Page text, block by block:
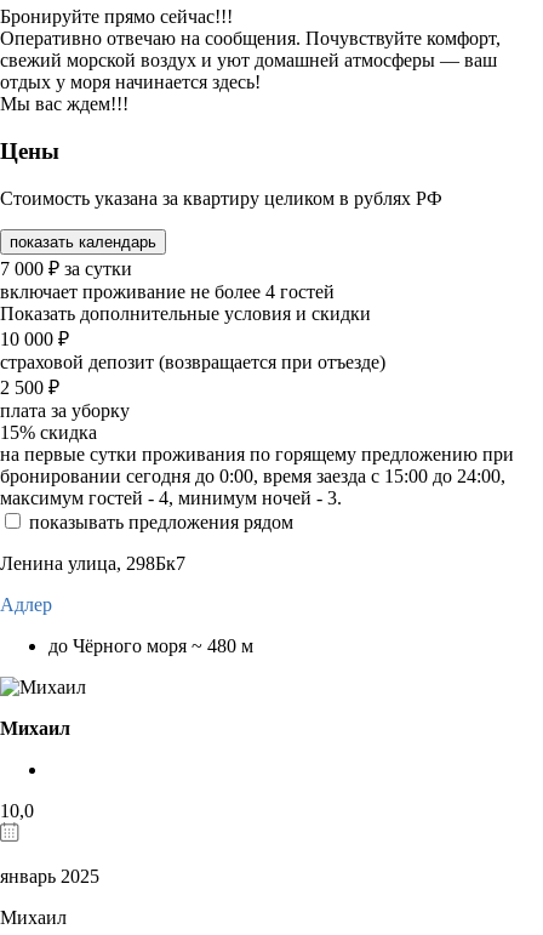
Бронируйте прямо сейчас!!!
Оперативно отвечаю на сообщения. Почувствуйте комфорт,
свежий морской воздух и уют домашней атмосферы — ваш
отдых у моря начинается здесь!
Мы вас ждем!!!
Цены
Стоимость указана за квартиру целиком в рублях РФ
показать календарь
7 000 ₽ за сутки
включает проживание не более 4 гостей
Показать дополнительные условия и скидки
10 000 ₽
страховой депозит (возвращается при отъезде)
2 500 ₽
плата за уборку
15% скидка
на первые сутки проживания по горящему предложению при
бронировании сегодня до 0:00, время заезда с 15:00 до 24:00,
максимум гостей - 4, минимум ночей - 3.
показывать предложения рядом
Ленина улица, 298Бк7
Адлер
до Чёрного моря ~ 480 м
Михаил
10,0
январь 2025
Михаил